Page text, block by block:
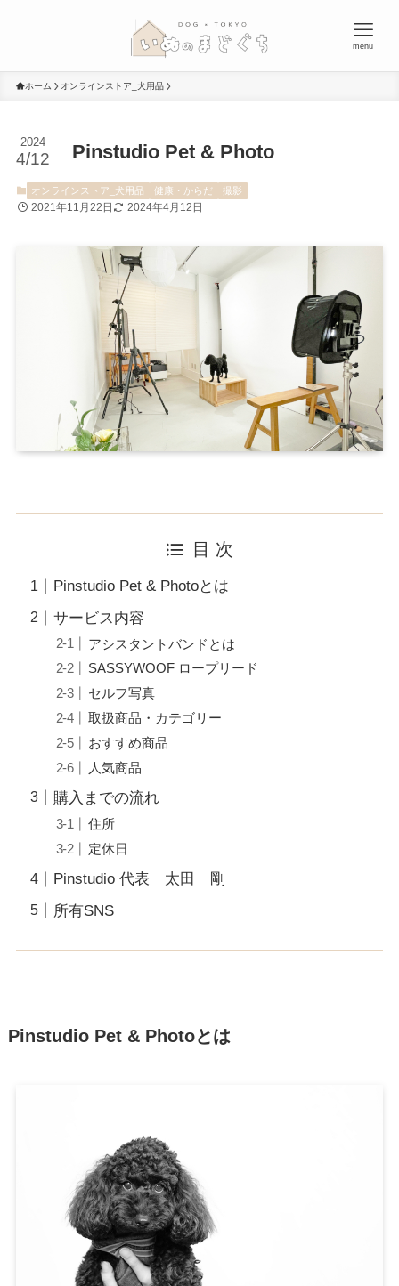
menu
ホーム オンラインストア_犬用品
Pinstudio Pet & Photo
2024
4/12
オンラインストア_犬用品 健康・からだ 撮影
2021年11月22日 2024年4月12日
目 次
Pinstudio Pet & Photoとは
サービス内容
アシスタントバンドとは
SASSYWOOF ロープリード
セルフ写真
取扱商品・カテゴリー
おすすめ商品
人気商品
購入までの流れ
住所
定休日
Pinstudio 代表 太田 剛
所有SNS
Pinstudio Pet & Photoとは